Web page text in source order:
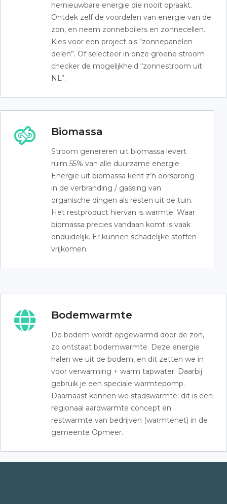
hernieuwbare energie die nooit opraakt.
Ontdek zelf de voordelen van energie van de
zon, en neem zonneboilers en zonnecellen.
Kies voor een project als “zonnepanelen
delen”. Of selecteer in onze groene stroom
checker de mogelijkheid “zonnestroom uit
NL”.
Biomassa
Stroom genereren uit biomassa levert
ruim 55% van alle duurzame energie.
Energie uit biomassa kent z’n oorsprong
in de verbranding / gassing van
organische dingen als resten uit de tuin.
Het restproduct hiervan is warmte. Waar
biomassa precies vandaan komt is vaak
onduidelijk. Er kunnen schadelijke stoffen
vrijkomen.
Bodemwarmte
De bodem wordt opgewarmd door de zon,
zo ontstaat bodemwarmte. Deze energie
halen we uit de bodem, en dit zetten we in
voor verwarming + warm tapwater. Daarbij
gebruik je een speciale warmtepomp.
Daarnaast kennen we stadswarmte: dit is een
regionaal aardwarmte concept en
restwarmte van bedrijven (warmtenet) in de
gemeente Opmeer.